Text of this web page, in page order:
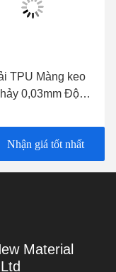
TPU Màng keo
0,03mm Độ
Nhận giá tốt nhất
Material